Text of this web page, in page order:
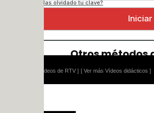
[ Ver más Vídeos didácticos ]